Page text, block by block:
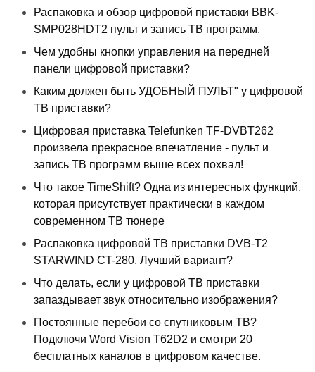
Распаковка и обзор цифровой приставки BBK-
SMP028HDT2 пульт и запись ТВ программ.
Чем удобны кнопки управления на передней
панели цифровой приставки?
Каким должен быть УДОБНЫЙ ПУЛЬТ" у цифровой
ТВ приставки?
Цифровая приставка Telefunken TF-DVBT262
произвела прекрасное впечатление - пульт и
запись ТВ программ выше всех похвал!
Что такое TimeShift? Одна из интересных функций,
которая присутствует практически в каждом
современном ТВ тюнере
Распаковка цифровой ТВ приставки DVB-T2
STARWIND CT-280. Лучший вариант?
Что делать, если у цифровой ТВ приставки
запаздывает звук относительно изображения?
Постоянные перебои со спутниковым ТВ?
Подключи Word Vision T62D2 и смотри 20
бесплатных каналов в цифровом качестве.